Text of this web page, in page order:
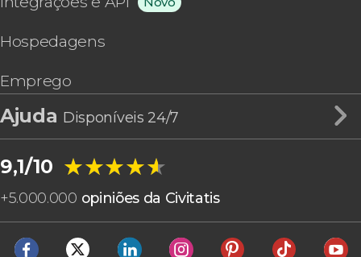
Hospedagens
Emprego
Ajuda Disponíveis 24/7
9,1/10 ★★★★★
★★★★★
+5.000.000 opiniões da Civitatis